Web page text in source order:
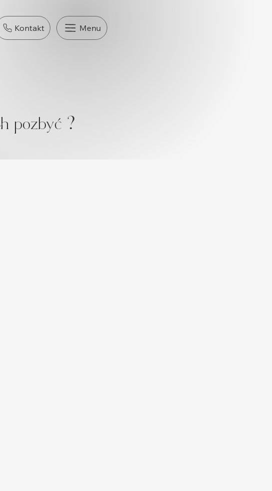
Menu
Kontakt
pozbyć ?